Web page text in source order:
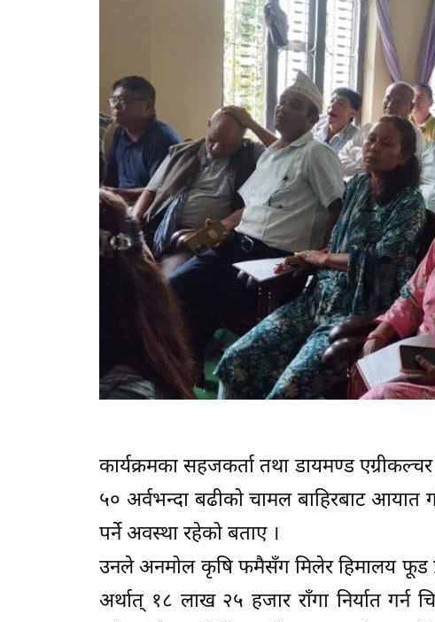
कार्यक्रमका सहजकर्ता तथा डायमण्ड
५० अर्वभन्दा बढीको चामल बाहिरबाट आयात
पर्ने अवस्था रहेको बताए ।
उनले अनमोल कृषि फमैसँग मिलेर हिमालय फूड
अर्थात् १८ लाख २५ हजार राँगा निर्यात गर्न